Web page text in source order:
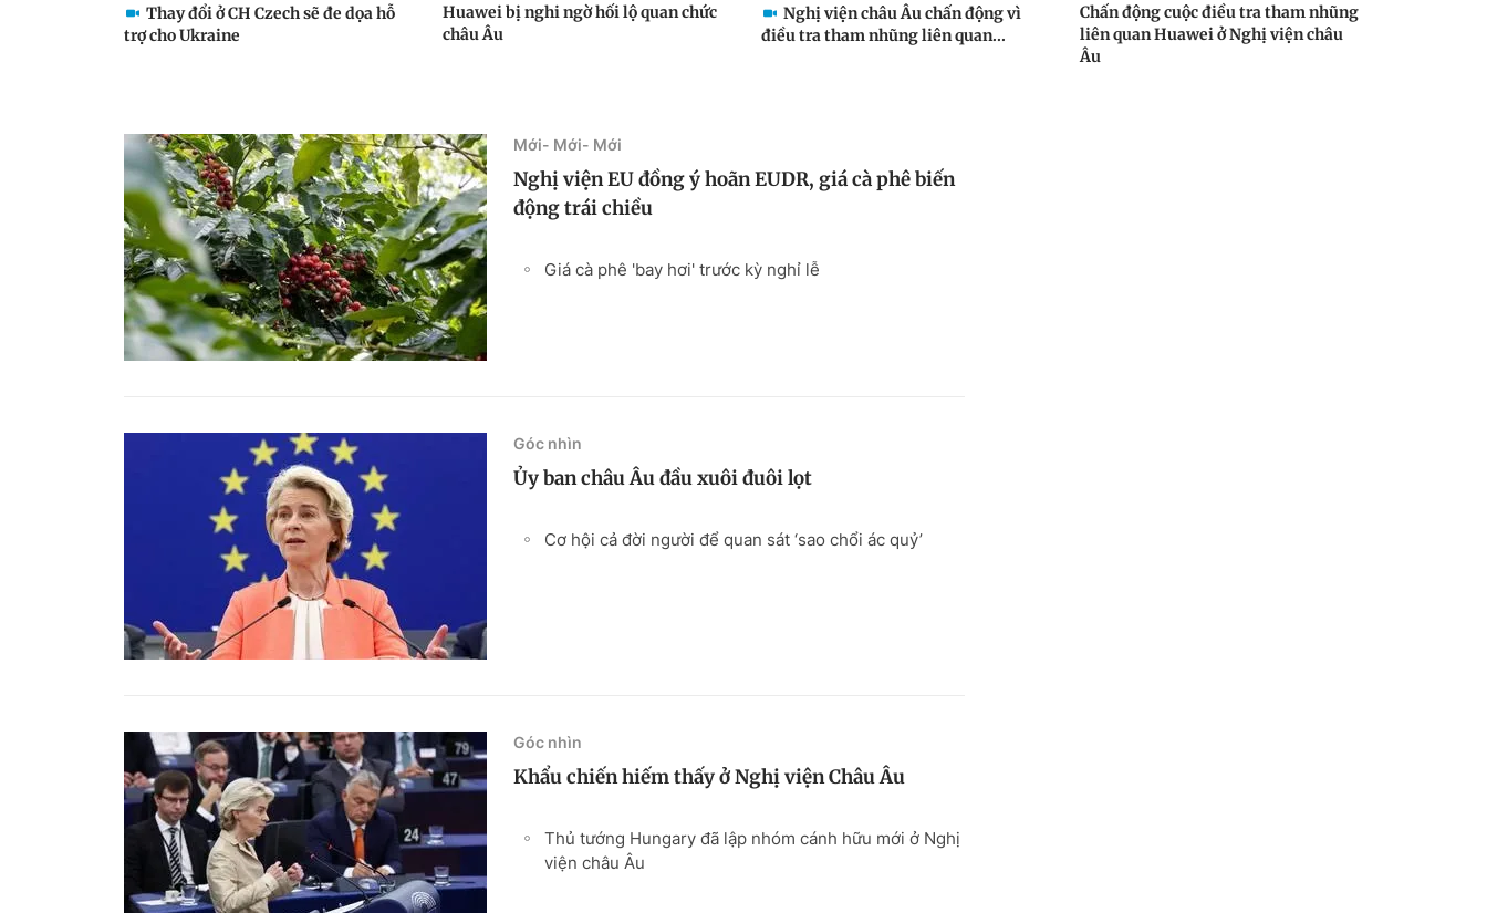
Thay đổi ở CH Czech sẽ đe dọa hỗ
trợ cho Ukraine
Huawei bị nghi ngờ hối lộ quan chức
châu Âu
Nghị viện châu Âu chấn động vì
điều tra tham nhũng liên quan...
Chấn động cuộc điều tra tham nhũng
liên quan Huawei ở Nghị viện châu
Âu
Mới- Mới- Mới
Nghị viện EU đồng ý hoãn EUDR, giá cà phê biến
động trái chiều
Giá cà phê 'bay hơi' trước kỳ nghỉ lễ
Góc nhìn
Ủy ban châu Âu đầu xuôi đuôi lọt
Cơ hội cả đời người để quan sát ‘sao chổi ác quỷ’
Góc nhìn
Khẩu chiến hiếm thấy ở Nghị viện Châu Âu
Thủ tướng Hungary đã lập nhóm cánh hữu mới ở Nghị
viện châu Âu